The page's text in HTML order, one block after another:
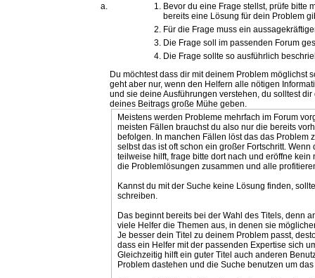
Bevor du eine Frage stellst, prüfe bitte
bereits eine Lösung für dein Problem
Für die Frage muss ein
Die Frage soll im passenden Forum
Die Frage sollte so ausführlich
Du möchtest dass dir mit deinem Problem möglichst
geht aber nur, wenn den Helfern alle nötigen
und sie deine Ausführungen verstehen, du solltest
deines Beitrags große Mühe geben.
Meistens werden Probleme mehrfach im Forum
meisten Fällen brauchst du also nur die bereits
befolgen. In manchen Fällen löst das das Problem
selbst das ist oft schon ein großer Fortschritt.
teilweise hilft, frage bitte dort nach und eröffne kein
die Problemlösungen zusammen und alle
Kannst du mit der Suche keine Lösung finden,
schreiben.
Das beginnt bereits bei der Wahl des Titels, denn
viele Helfer die Themen aus, in denen sie
Je besser dein Titel zu deinem Problem passt,
dass ein Helfer mit der passenden Expertise sich
Gleichzeitig hilft ein guter Titel auch anderen
Problem dastehen und die Suche benutzen um